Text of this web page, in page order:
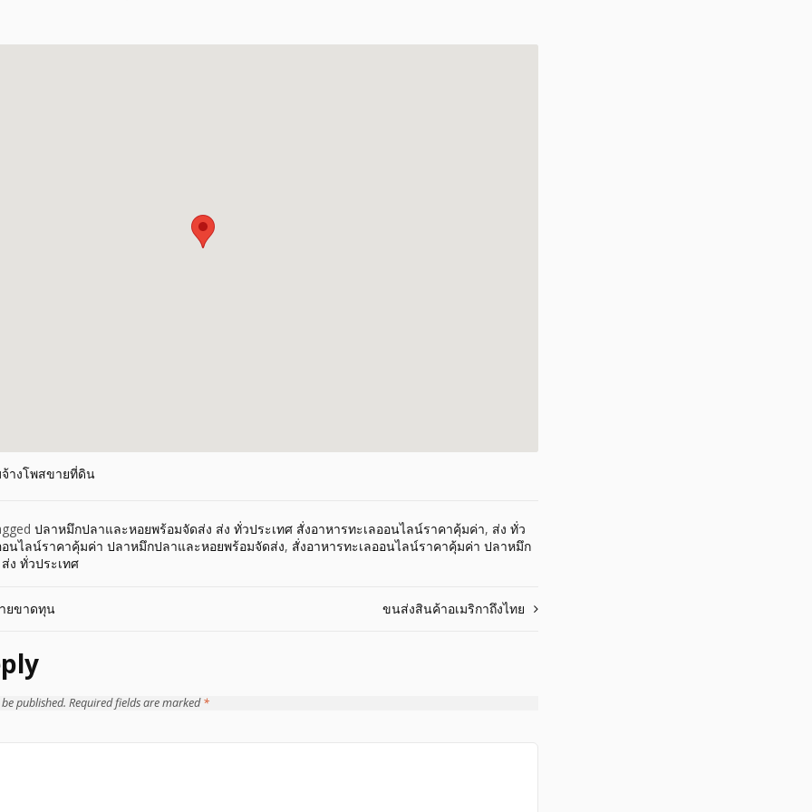
างโพสขายที่ดิน
ปลาหมึกปลาและหอยพร้อมจัดส่ง ส่ง ทั่วประเทศ สั่งอาหารทะเลออนไลน์ราคาคุ้มค่า, ส่ง ทั่ว
อนไลน์ราคาคุ้มค่า ปลาหมึกปลาและหอยพร้อมจัดส่ง, สั่งอาหารทะเลออนไลน์ราคาคุ้มค่า ปลาหมึก
ง ทั่วประเทศ
ยขาดทุน ขนส่งสินค้าอเมริกาถึงไทย
published. Required fields are marked*